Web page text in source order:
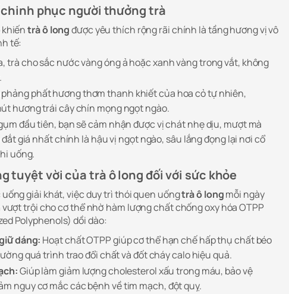
phục người thưởng trà
khiếntrà ô longđược yêu thích rộng rãi chính là tầng hương vị vô
tế:
trà cho sắc nước vàng óng ả hoặc xanh vàng trong vắt, không
phảng phất hương thơm thanh khiết của hoa cỏ tự nhiên,
hương trái cây chín mọng ngọt ngào.
đầu tiên, bạn sẽ cảm nhận được vị chát nhẹ dịu, mượt mà
giá nhất chính là hậu vị ngọt ngào, sâu lắng đọng lại nơi cổ
uống.
tuyệt vời của trà ô long đối với sức khỏe
giải khát, việc duy trì thói quen uốngtrà ô longmỗi ngày
trội cho cơ thể nhờ hàm lượng chất chống oxy hóa OTPP
Polyphenols) dồi dào:
dáng: Hoạt chất OTPP giúp cơ thể hạn chế hấp thụ chất béo
quá trình trao đổi chất và đốt cháy calo hiệu quả.
Giúp làm giảm lượng cholesterol xấu trong máu, bảo vệ
nguy cơ mắc các bệnh về tim mạch, đột quỵ.